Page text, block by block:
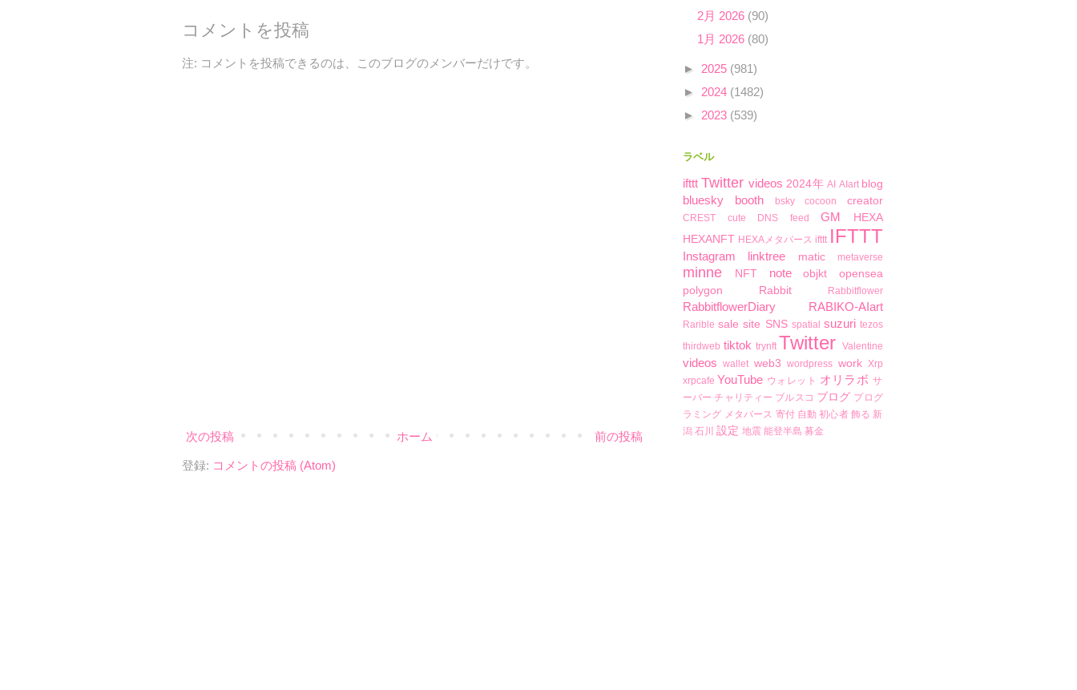
コメントを投稿
注: コメントを投稿できるのは、このブログのメンバーだけです。
次の投稿 前の投稿
ホーム
登録: コメントの投稿 (Atom)
2月 2026 (90)
1月 2026 (80)
► 2025 (981)
► 2024 (1482)
► 2023 (539)
ラベル
ifttt Twitter videos 2024年 AI AIart blog
bluesky booth bsky cocoon creator
CREST cute DNS feed GM
HEXA
HEXANFT HEXAメタバース ifttt IFTTT
Instagram linktree matic metaverse
minne NFT note objkt
opensea
polygon
Rabbit Rabbitflower
RabbitflowerDiary RABIKO-AIart
Rarible sale site SNS spatial suzuri tezos
thirdweb tiktok trynft Twitter Valentine
videos wallet web3 wordpress work Xrp
xrpcafe YouTube ウォレット オリラボ サ
ーバー チャリティー ブルスコ ブログ プログ
ラミング メタバース 寄付 自動 初心者 飾る 新
潟 石川 設定 地震 能登半島 募金